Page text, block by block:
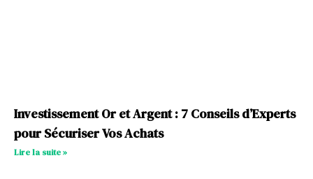
Investissement Or et Argent : 7 Conseils d’Experts
pour Sécuriser Vos Achats
Lire la suite »